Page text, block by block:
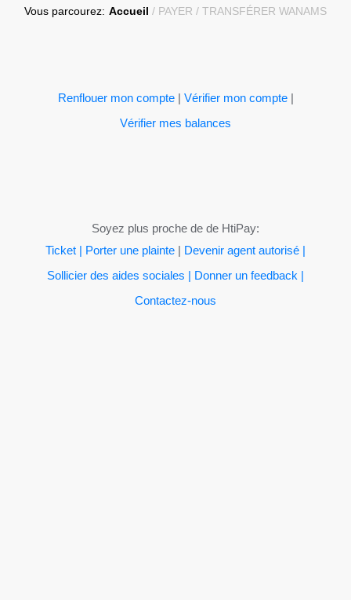
Vous parcourez: Accueil / PAYER / TRANSFÉRER WANAMS
Renflouer mon compte| Vérifier mon compte|
Vérifier mes balances
Soyez plus proche de de HtiPay:
Ticket | Porter une plainte | Devenir agent autorisé |
Sollicier des aides sociales | Donner un feedback |
Contactez-nous